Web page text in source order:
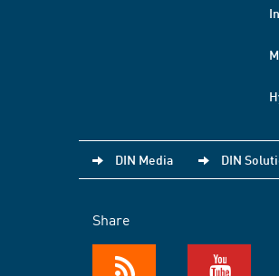
DIN Media DIN
Share